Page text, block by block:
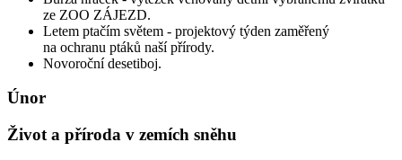
ze ZOO ZÁJEZD.
Letem ptačím světem - projektový týden zaměřený
na ochranu ptáků naší přírody.
Novoroční desetiboj.
Únor
Život a příroda v zemích sněhu